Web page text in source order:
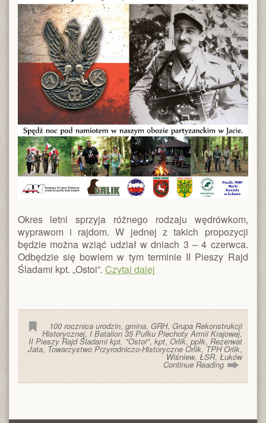
Okres letni sprzyja różnego rodzaju wędrówkom,
wyprawom i rajdom. W jednej z takich propozycji
będzie można wziąć udział w dniach 3 – 4 czerwca.
Odbędzie się bowiem w tym terminie II Pieszy Rajd
Śladami kpt. „Ostoi”. Czytaj dalej
100 rocznica urodzin,gmina,GRH,Grupa Rekonstrukcji
Historycznej, I Batalion 35 Pułku Piechoty Armii Krajowej,
II Pieszy Rajd Śladami kpt. "Ostoi",kpt,Orlik,ppłk,Rezerwat
Jata, Towarzystwo Przyrodniczo-Historyczne Orlik,TPH Orlik,
Wiśniew,ŁSR,Łuków
Continue Reading